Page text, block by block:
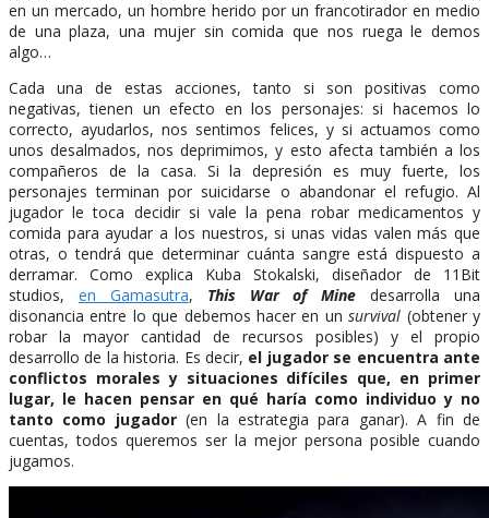
en un mercado, un hombre herido por un francotirador en medio
de una plaza, una mujer sin comida que nos ruega le demos
algo…
Cada una de estas acciones, tanto si son positivas como
negativas, tienen un efecto en los personajes: si hacemos lo
correcto, ayudarlos, nos sentimos felices, y si actuamos como
unos desalmados, nos deprimimos, y esto afecta también a los
compañeros de la casa. Si la depresión es muy fuerte, los
personajes terminan por suicidarse o abandonar el refugio. Al
jugador le toca decidir si vale la pena robar medicamentos y
comida para ayudar a los nuestros, si unas vidas valen más que
otras, o tendrá que determinar cuánta sangre está dispuesto a
derramar. Como explica Kuba Stokalski, diseñador de 11Bit
studios, en Gamasutra, This War of Mine desarrolla una
disonancia entre lo que debemos hacer en unsurvival (obtener y
robar la mayor cantidad de recursos posibles) y el propio
desarrollo de la historia. Es decir, el jugador se encuentra ante
conflictos morales y situaciones difíciles que, en primer
lugar, le hacen pensar en qué haría como individuo y no
tanto como jugador(en la estrategia para ganar). A fin de
cuentas, todos queremos ser la mejor persona posible cuando
jugamos.